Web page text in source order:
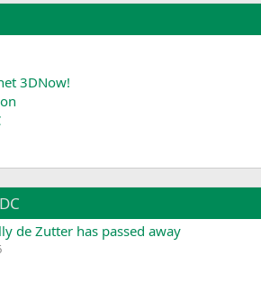
3DNow!
de Zutter has passed away